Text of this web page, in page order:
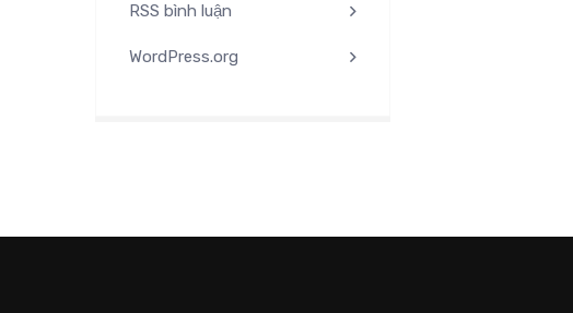
RSS bình luận
WordPress.org